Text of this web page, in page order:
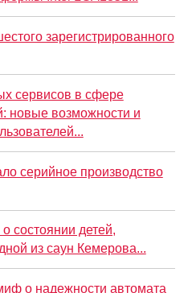
зарегистрированного
сервисов в сфере
новые возможности и
серийное производство
состоянии детей,
из саун Кемерова...
о надежности автомата